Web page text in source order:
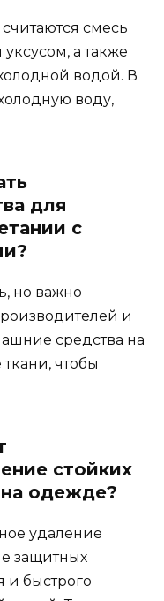
смесь
а также
водой. В
воду,
для
с
но важно
и
средства на
чтобы
стойких
одежде?
удаление
защитных
и быстрого